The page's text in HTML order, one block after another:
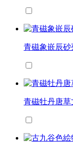
青磁象嵌辰
青磁牡丹唐草